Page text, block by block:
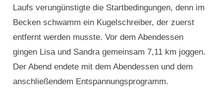
Laufs verungünstigte die Startbedingungen, denn im
Becken schwamm ein Kugelschreiber, der zuerst
entfernt werden musste. Vor dem Abendessen
gingen Lisa und Sandra gemeinsam 7,11 km joggen.
Der Abend endete mit dem Abendessen und dem
anschließendem Entspannungsprogramm.